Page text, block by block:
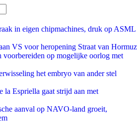
in eigen chipmachines, druk op ASML
VS voor heropening Straat van Hormuz
voorbereiden op mogelijke oorlog met
het embryo van ander stel
la Espriella gaat strijd aan met
aanval op NAVO-land groeit,